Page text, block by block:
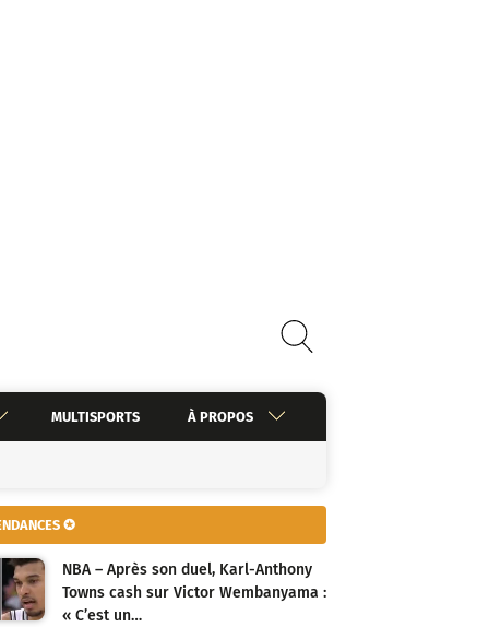
MULTISPORTS À PROPOS
✪
NBA – Après son duel, Karl-Anthony
Towns cash sur Victor Wembanyama :
« C’est un…